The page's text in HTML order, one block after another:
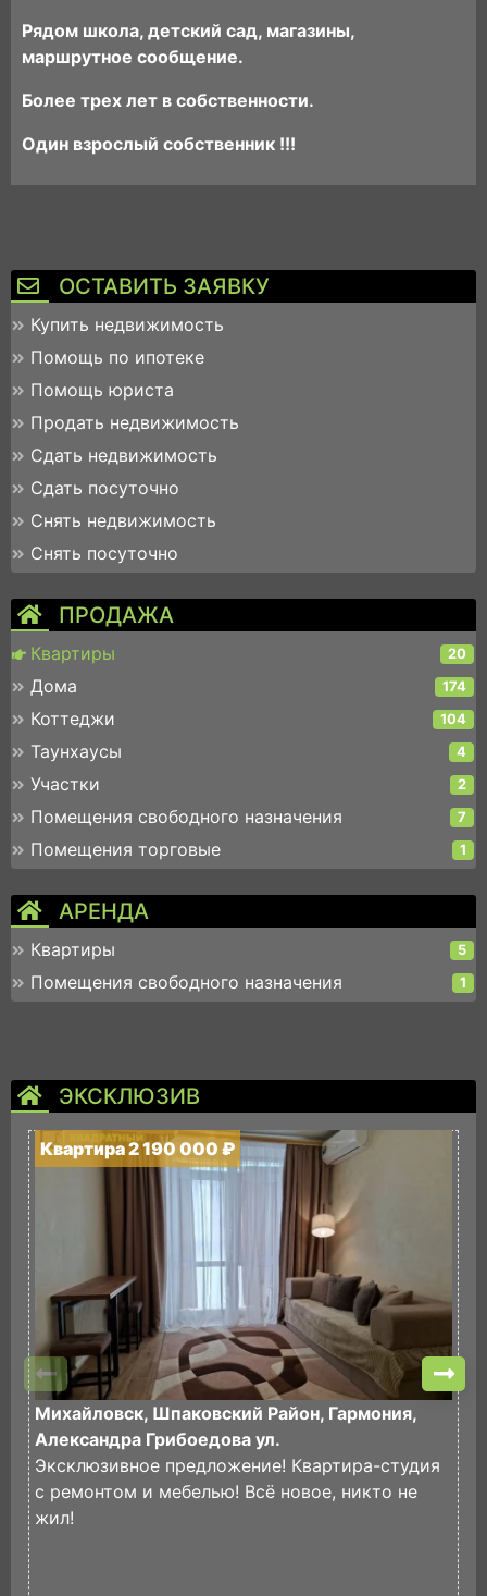
ОСТАВИТЬ ЗАЯВКУ
Купить недвижимость
Помощь по ипотеке
Помощь юриста
Продать недвижимость
Сдать недвижимость
Сдать посуточно
Снять недвижимость
Снять посуточно
ПРОДАЖА
Квартиры 20
Дома 174
Коттеджи 104
Таунхаусы 4
Участки 2
Помещения свободного назначения 7
Помещения торговые 1
АРЕНДА
Квартиры 5
Помещения свободного назначения 1
Рядом школа, детский сад, магазины,
маршрутное сообщение.
Более трех лет в собственности.
Один взрослый собственник !!!
ЭКСКЛЮЗИВ
Квартира 2 190 000 ₽
Михайловск, Шпаковский Район, Гармония,
Александра Грибоедова ул.
Эксклюзивное предложение! Квартира-студия
с ремонтом и мебелью! Всё новое, никто не
жил!